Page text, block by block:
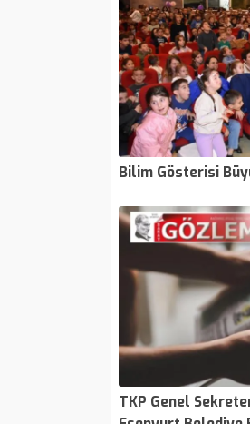
Bilim Gösterisi
TKP Genel